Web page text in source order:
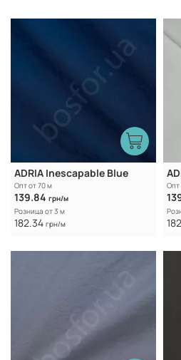
ADRIA Inescapable Blue
Опт от 70 м
139.84 грн/м
Розница от 3 м
182.34 грн/м
Опт